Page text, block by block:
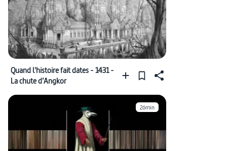
Quand l'histoire fait dates - 1431 -
La chute d’Angkor
26min